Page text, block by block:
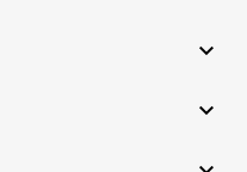

